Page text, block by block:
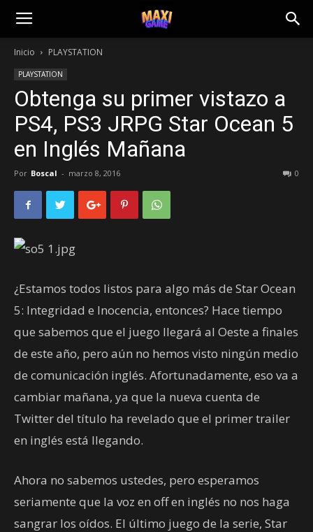
Inicio PLAYSTATION
PLAYSTATION
Obtenga su primer vistazo a
PS4, PS3 JRPG Star Ocean 5
en Inglés Mañana
Por Boscal - marzo 8, 2016 0
¿Estamos todos listos para algo más de Star Ocean
5: Integridad e Inocencia, entonces? Hace tiempo
que sabemos que el juego llegará al Oeste a finales
de este año, pero aún no hemos visto ningún medio
de comunicación inglés. Afortunadamente, eso va a
cambiar mañana, ya que la nueva cuenta de
Twitter del título ha revelado que el primer trailer
en inglés está llegando.
Ahora no sabemos ustedes, pero esperamos
seriamente que la voz en off en inglés no nos haga
sangrar los oídos. El último juego de la serie, Star